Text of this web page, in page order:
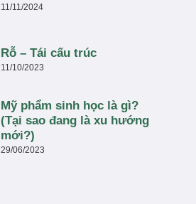
11/11/2024
Rỗ – Tái cấu trúc
11/10/2023
Mỹ phẩm sinh học là gì?
(Tại sao đang là xu hướng
mới?)
29/06/2023